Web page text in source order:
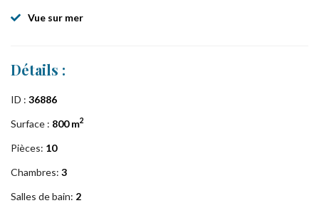
Vue sur mer
Détails :
ID : 36886
Surface : 800 m2
Pièces: 10
Chambres: 3
Salles de bain: 2